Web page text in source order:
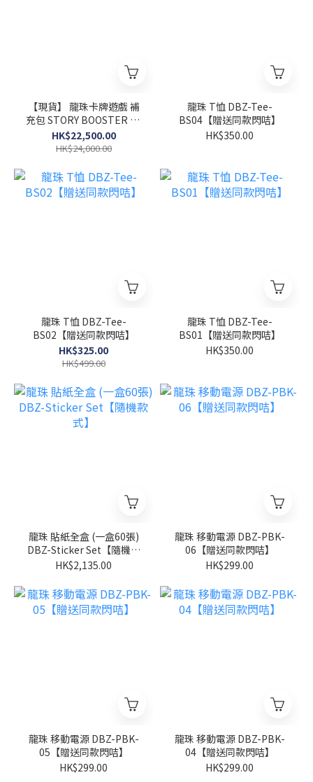
【現貨】 龍珠卡牌遊戲 補
充包 STORY BOOSTER 01
[ST01] (原箱240包)
HK$22,500.00
HK$24,000.00
龍珠 T恤 DBZ-Tee-
BS04【贈送同款閃咭】
HK$350.00
龍珠 T恤 DBZ-Tee-
BS02【贈送同款閃咭】
HK$325.00
HK$499.00
龍珠 T恤 DBZ-Tee-
BS01【贈送同款閃咭】
HK$350.00
龍珠 貼紙全盒 (一盒60張)
DBZ-Sticker Set【隨機款
式】
HK$2,135.00
龍珠 移動電源 DBZ-PBK-
06【贈送同款閃咭】
HK$299.00
龍珠 移動電源 DBZ-PBK-
05【贈送同款閃咭】
HK$299.00
龍珠 移動電源 DBZ-PBK-
04【贈送同款閃咭】
HK$299.00